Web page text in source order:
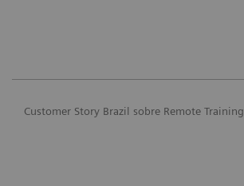
Customer Story Brazil sobre Remote Training